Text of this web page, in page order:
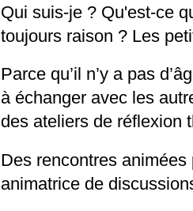
Qui suis-je ? Qu'est-ce
toujours raison ? Les
Parce qu’il n’y a pas
à échanger avec les
des ateliers de réflexion
Des rencontres
animatrice de